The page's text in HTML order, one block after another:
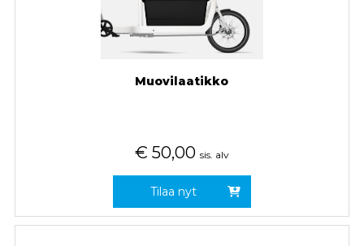
Muovilaatikko
€ 50,00 sis. alv
Tilaa nyt